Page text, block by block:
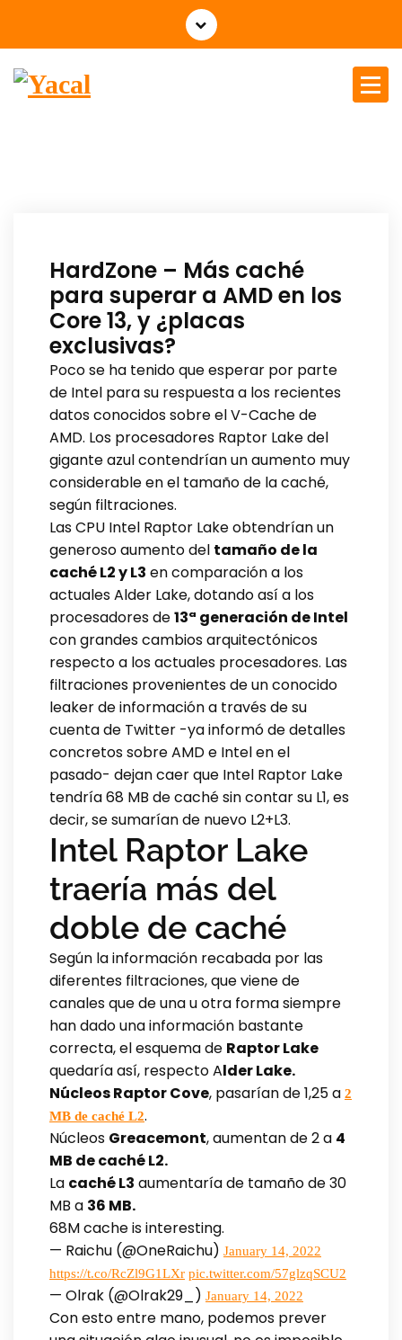
HardZone – Más caché
para superar a AMD en los
Core 13, y ¿placas
exclusivas?
Poco se ha tenido que esperar por parte
de Intel para su respuesta a los recientes
datos conocidos sobre el V-Cache de
AMD. Los procesadores Raptor Lake del
gigante azul contendrían un aumento muy
considerable en el tamaño de la caché,
según filtraciones.
Las CPU Intel Raptor Lake obtendrían un
generoso aumento del tamaño de la
caché L2 y L3 en comparación a los
actuales Alder Lake, dotando así a los
procesadores de13ª generación de Intel
con grandes cambios arquitectónicos
respecto a los actuales procesadores. Las
filtraciones provenientes de un conocido
leaker de información a través de su
cuenta de Twitter -ya informó de detalles
concretos sobre AMD e Intel en el
pasado- dejan caer que Intel Raptor Lake
tendría 68 MB de caché sin contar su L1, es
decir, se sumarían de nuevo L2+L3.
Intel Raptor Lake
traería más del
doble de caché
Según la información recabada por las
diferentes filtraciones, que viene de
canales que de una u otra forma siempre
han dado una información bastante
correcta, el esquema de Raptor Lake
quedaría así, respecto Alder Lake.
Núcleos Raptor Cove, pasarían de 1,25 a 2
MB de caché L2.
Núcleos Greacemont, aumentan de 2 a 4
MB de caché L2.
La caché L3 aumentaría de tamaño de 30
MB a 36 MB.
68M cache is interesting.
— Raichu (@OneRaichu) January 14, 2022
https://t.co/RcZl9G1LXr pic.twitter.com/57glzqSCU2
— Olrak (@Olrak29_) January 14, 2022
Con esto entre mano, podemos prever